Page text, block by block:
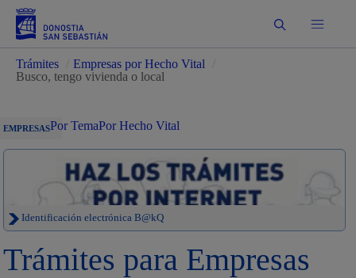
Buscar
Trámites Empresas por Hecho Vital
Busco, tengo vivienda o local
EMPRESASPor TemaPor Hecho Vital
Identificación electrónica B@kQ
Trámites para Empresas